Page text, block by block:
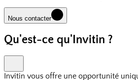
Nous contacter
Qu'est-ce qu'Invitin ?
Invitin vous offre une opportunité